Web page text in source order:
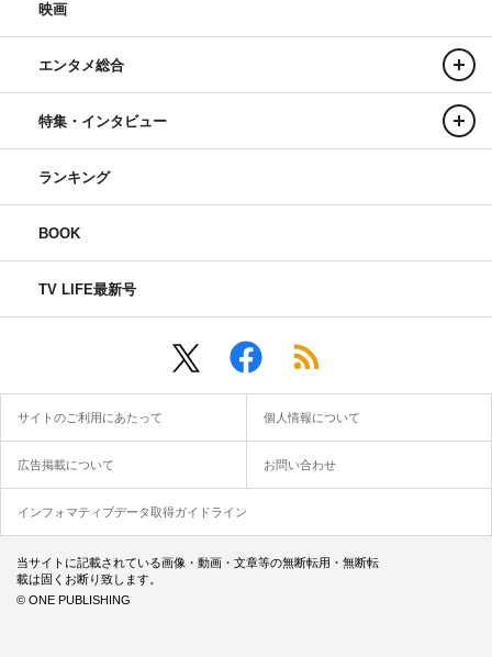
映画
エンタメ総合
特集・インタビュー
ランキング
BOOK
TV LIFE最新号
サイトのご利用にあたって 個人情報について
広告掲載について お問い合わせ
インフォマティブデータ取得ガイドライン
当サイトに記載されている画像・動画・文章等の無断転用・無断転
載は固くお断り致します。
© ONE PUBLISHING